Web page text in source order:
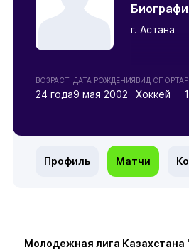
г. Астана
ВОЗРАСТ
24 года
ДАТА РОЖДЕНИЯ
9 мая 2002
ВИД СПОРТА
Хоккей
Профиль Матчи
Молодежная лига Казахстана